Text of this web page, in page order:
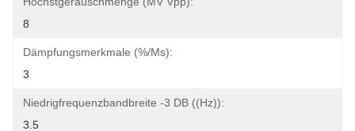
8
Dämpfungsmerkmale (%/ms):
3
Niedrigfrequenzbandbreite -3 DB ((Hz)):
3.5